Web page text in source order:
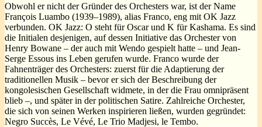
Obwohl er nicht der Gründer des Orchesters war, ist der Name
François Luambo (1939–1989), alias Franco, eng mit OK Jazz
verbunden. OK Jazz: O steht für Oscar und K für Kashama. Es sind
die Initialen desjenigen, auf dessen Initiative das Orchester von
Henry Bowane – der auch mit Wendo gespielt hatte – und Jean-
Serge Essous ins Leben gerufen wurde. Franco wurde der
Fahnenträger des Orchesters: zuerst für die Adaptierung der
traditionellen Musik – bevor er sich der Beschreibung der
kongolesischen Gesellschaft widmete, in der die Frau omnipräsent
blieb –, und später in der politischen Satire. Zahlreiche Orchester,
die sich von seinen Werken inspirieren ließen, wurden gegründet:
Negro Succès, Le Vévé, Le Trio Madjesi, le Tembo.